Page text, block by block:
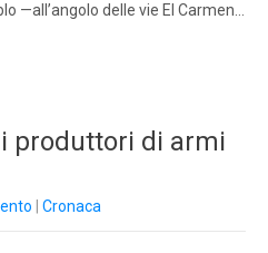
—all’angolo delle vie El Carmen…
produttori di armi
Cronaca